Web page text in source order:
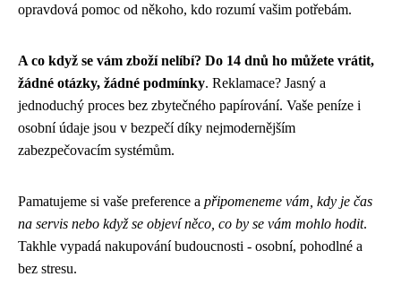
opravdová pomoc od někoho, kdo rozumí vašim potřebám.
A co když se vám zboží nelíbí? Do 14 dnů ho můžete vrátit,
žádné otázky, žádné podmínky. Reklamace? Jasný a
jednoduchý proces bez zbytečného papírování. Vaše peníze i
osobní údaje jsou v bezpečí díky nejmodernějším
zabezpečovacím systémům.
Pamatujeme si vaše preference a připomeneme vám, kdy je čas
na servis nebo když se objeví něco, co by se vám mohlo hodit.
Takhle vypadá nakupování budoucnosti - osobní, pohodlné a
bez stresu.